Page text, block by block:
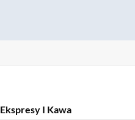
Ekspresy I Kawa